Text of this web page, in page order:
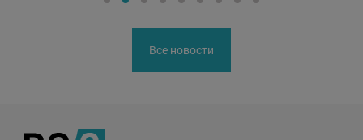
Все новости